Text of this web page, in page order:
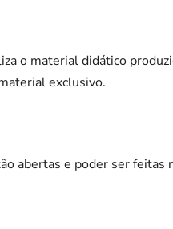
o material didático
exclusivo.
abertas e poder ser feitas